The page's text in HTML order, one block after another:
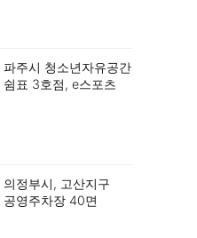
파주시 청소년자유공간
쉼표 3호점, e스포츠
의정부시, 고산지구
공영주차장 40면